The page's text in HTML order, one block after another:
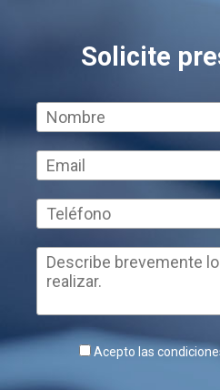
Solicite
Acepto las